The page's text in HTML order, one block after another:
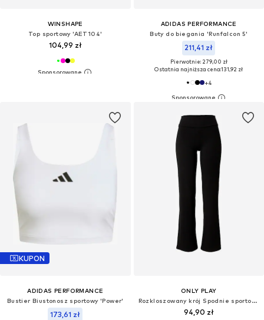
WINSHAPE
Top sportowy 'AET104'
104,99 zł
ADIDAS PERFORMANCE
Buty do biegania 'Runfalcon 5'
211,41 zł
Pierwotnie: 279,00 zł
Ostatnia najniższa cena:131,92 zł
+4
KUPON
ADIDAS PERFORMANCE
Bustier Biustonosz sportowy 'Power'
173,61 zł
ONLY PLAY
Rozkloszowany krój Spodnie sportowe 'ONPFOLD'
94,90 zł